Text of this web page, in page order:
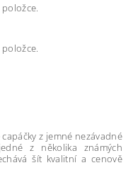
z jemné nezávadné
z několika známých
šít kvalitní a cenově